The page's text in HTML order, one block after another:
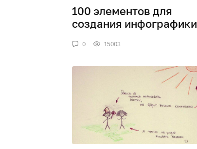
100 элементов для
создания инфографики
0 15003